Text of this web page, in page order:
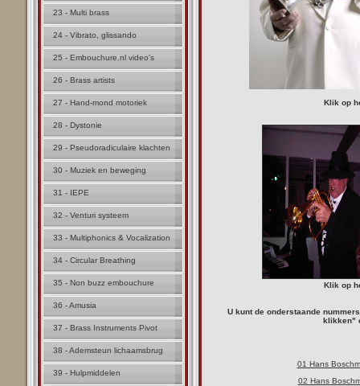
23 - Multi brass
24 - Vibrato, glissando
25 - Embouchure.nl video's
26 - Brass artists
27 - Hand-mond motoriek
28 - Dystonie
29 - Pseudoradiculaire klachten
30 - Muziek en beweging
31 - IEPE
32 - Venturi systeem
33 - Multiphonics & Vocalization
34 - Circular Breathing
35 - Non buzz embouchure
36 - Amusia
37 - Brass Instruments Pivot
38 - Ademsteun lichaamsbrug
39 - Hulpmiddelen
Klik op
Klik op
U kunt de onderstaande
klikken"
01 Hans
02 Hans